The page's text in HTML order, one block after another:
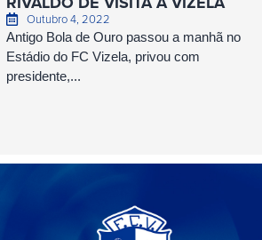
Outubro 4, 2022
Antigo Bola de Ouro passou a manhã no
Estádio do FC Vizela, privou com
presidente,...